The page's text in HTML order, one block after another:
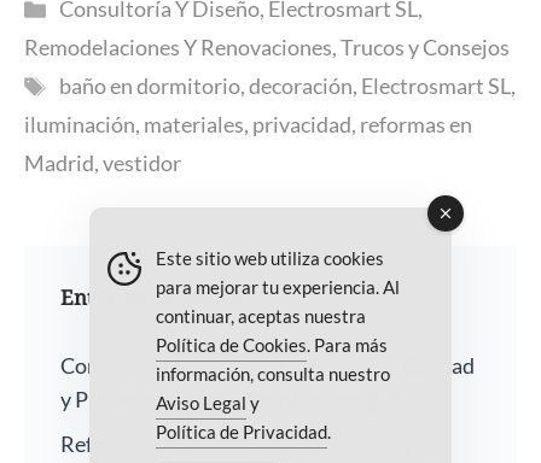
Consultoría Y Diseño, Electrosmart SL,
Remodelaciones Y Renovaciones,Trucos y Consejos
Etiquetas
baño en dormitorio,decoración, Electrosmart SL,
iluminación, materiales, privacidad, reformas en
Madrid,vestidor
Entradas recientes
Confíe su Hogar a Nuestra Empresa: Calidad
y Profesionalismo Garantizados 🏠🔨
Reforma de baños: Aumenta el valor y la
Este sitio web utiliza cookies
para mejorar tu experiencia. Al
continuar, aceptas nuestra
Política de Cookies . Para más
información, consulta nuestro
Aviso Legal y
Política de Privacidad